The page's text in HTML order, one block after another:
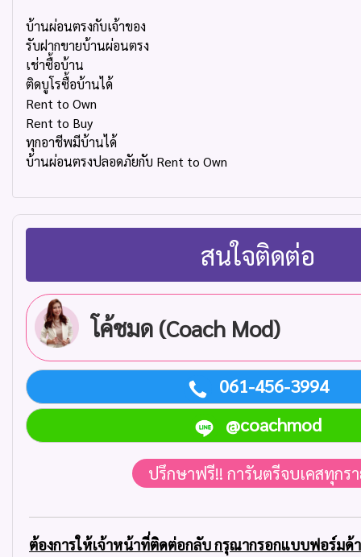
บ้านผ่อนตรงกับเจ้าของ
รับฝากขายบ้านผ่อนตรง
เช่าซื้อบ้าน
ติดบูโรซื้อบ้านได้
Rent to Own
Rent to Buy
ทุกอาชีพมีบ้านได้
บ้านผ่อนตรงปลอดภัยกับ Rent to Own
สนใจติดต่อ
โค้ชมด (Coach Mod)
061-456-3994
@coachmod
ปรึกษาฟรี!! การันตรีจบเคสทุก
ต้องการให้เจ้าหน้าที่ติดต่อกลับ กรุณากรอกแบบฟอร์มด้